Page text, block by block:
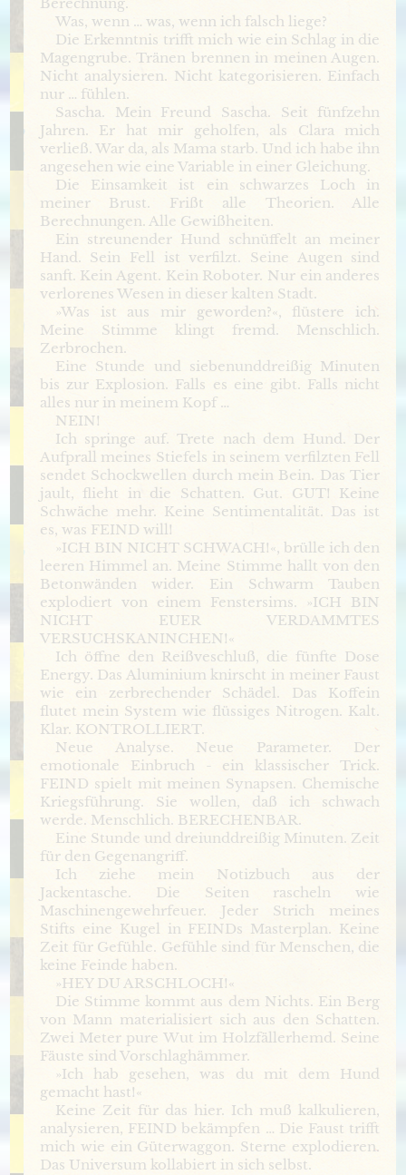
Was, wenn … was, wenn ich falsch liege?
Die Erkenntnis trifft mich wie ein Schlag in die
Magengrube. Tränen brennen in meinen Augen.
Nicht analysieren. Nicht kategorisieren. Einfach
nur … fühlen.
Sascha. Mein Freund Sascha. Seit fünfzehn
Jahren. Er hat mir geholfen, als Clara mich
verließ. War da, als Mama starb. Und ich habe ihn
angesehen wie eine Variable in einer Gleichung.
Die Einsamkeit ist ein schwarzes Loch in
meiner Brust. Frißt alle Theorien. Alle
Berechnungen. Alle Gewißheiten.
Ein streunender Hund schnüffelt an meiner
Hand. Sein Fell ist verfilzt. Seine Augen sind
sanft. Kein Agent. Kein Roboter. Nur ein anderes
verlorenes Wesen in dieser kalten Stadt.
»Was ist aus mir geworden?«, flüstere ich.
Meine Stimme klingt fremd. Menschlich.
Zerbrochen.
Eine Stunde und siebenunddreißig Minuten
bis zur Explosion. Falls es eine gibt. Falls nicht
alles nur in meinem Kopf …
NEIN!
Ich springe auf. Trete nach dem Hund. Der
Aufprall meines Stiefels in seinem verfilzten Fell
sendet Schockwellen durch mein Bein. Das Tier
jault, flieht in die Schatten. Gut. GUT! Keine
Schwäche mehr. Keine Sentimentalität. Das ist
es, was FEIND will!
»ICH BIN NICHT SCHWACH!«, brülle ich den
leeren Himmel an. Meine Stimme hallt von den
Betonwänden wider. Ein Schwarm Tauben
explodiert von einem Fenstersims. »ICH BIN
NICHT EUER VERDAMMTES
VERSUCHSKANINCHEN!«
Ich öffne den Reißveschluß, die fünfte Dose
Energy. Das Aluminium knirscht in meiner Faust
wie ein zerbrechender Schädel. Das Koffein
flutet mein System wie flüssiges Nitrogen. Kalt.
Klar. KONTROLLIERT.
Neue Analyse. Neue Parameter. Der
emotionale Einbruch - ein klassischer Trick.
FEIND spielt mit meinen Synapsen. Chemische
Kriegsführung. Sie wollen, daß ich schwach
werde. Menschlich. BERECHENBAR.
Eine Stunde und dreiunddreißig Minuten. Zeit
für den Gegenangriff.
Ich ziehe mein Notizbuch aus der
Jackentasche. Die Seiten rascheln wie
Maschinengewehrfeuer. Jeder Strich meines
Stifts eine Kugel in FEINDs Masterplan. Keine
Zeit für Gefühle. Gefühle sind für Menschen, die
keine Feinde haben.
»HEY DU ARSCHLOCH!«
Die Stimme kommt aus dem Nichts. Ein Berg
von Mann materialisiert sich aus den Schatten.
Zwei Meter pure Wut im Holzfällerhemd. Seine
Fäuste sind Vorschlaghämmer.
»Ich hab gesehen, was du mit dem Hund
gemacht hast!«
Keine Zeit für das hier. Ich muß kalkulieren,
analysieren, FEIND bekämpfen … Die Faust trifft
mich wie ein Güterwaggon. Sterne explodieren.
Das Universum kollabiert in sich selbst.